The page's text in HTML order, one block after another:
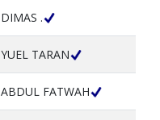
DIMAS .
YUEL TARAN
ABDUL FATWAH